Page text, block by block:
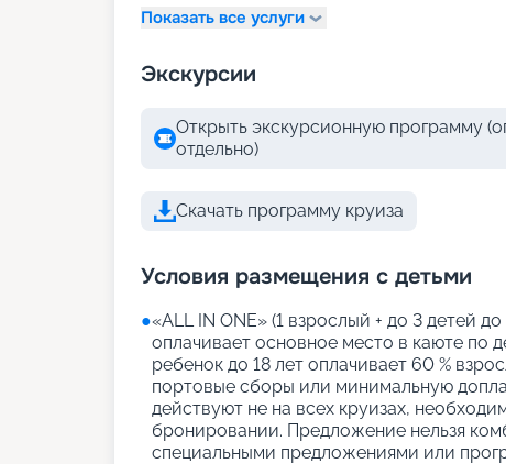
Показать все услуги
Экскурсии
Открыть экскурсионную программу
отдельно)
Скачать программу круиза
Условия размещения с детьми
●«АLL IN ONE» (1 взрослый + до 3 детей
оплачивает основное место в каюте по
ребенок до 18 лет оплачивает 60 %
портовые сборы или минимальную
действуют не на всех круизах,
бронировании. Предложение нельзя
специальными предложениями или